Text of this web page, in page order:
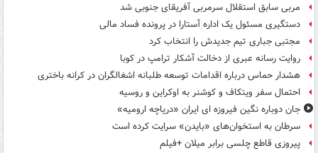
مربی سابق استقلال سرمربی آفریقای جنوبی شد
دستگیری مسئول یک اداره آستارا در پرونده فساد مالی
مجتبی جباری تیم جدیدش را انتخاب کرد
روایت رسانه عبری از دخالت آشکار ترامپ در کوبا
هشدار حماس درباره اقدامات توسعه طلبانه اشغالگران در کرانه باختری
احتمال سفر ویتکاف و کوشنر به اوکراین و روسیه
جان دوباره نگین فیروزه ای ایران «دریاچه ارومیه»
سرطان به استخوان‌های «بایدن» سرایت کرده است
پیروزی قاطع چلسی برابر میلان +فیلم